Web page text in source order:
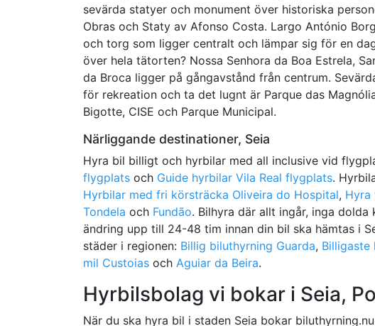
sevärda statyer och monument över historiska
Obras och Staty av Afonso Costa. Largo António
och torg som ligger centralt och lämpar sig för en
över hela tätorten? Nossa Senhora da Boa Estrela,
da Broca ligger på gångavstånd från centrum.
för rekreation och ta det lugnt är Parque das
Bigotte, CISE och Parque Municipal.
Närliggande destinationer, Seia
Hyra bil billigt och hyrbilar med all inclusive vid
flygplats och Guide hyrbilar Vila Real flygplats.
Hyrbilar med fri körsträcka Oliveira do Hospital, Hyra
Tondela och Fundão. Bilhyra där allt ingår, inga
ändring upp till 24-48 tim innan din bil ska hämtas i
städer i regionen: Billig biluthyrning Guarda, Billigaste
mil Custoias och Aguiar da Beira.
Hyrbilsbolag vi bokar i Seia,
När du ska hyra bil i staden Seia bokar